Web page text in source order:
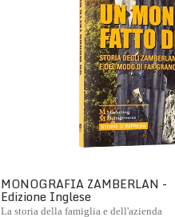
MONOGRAFIA ZAMBERLAN -
Edizione Inglese
La storia della famiglia e dell'azienda